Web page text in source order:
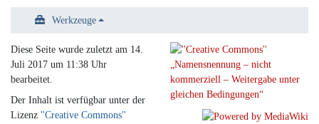
Werkzeuge
Diese Seite wurde zuletzt am 14.
Juli 2017 um 11:38 Uhr
bearbeitet.
Der Inhalt ist verfügbar unter der
Lizenz ''Creative Commons''